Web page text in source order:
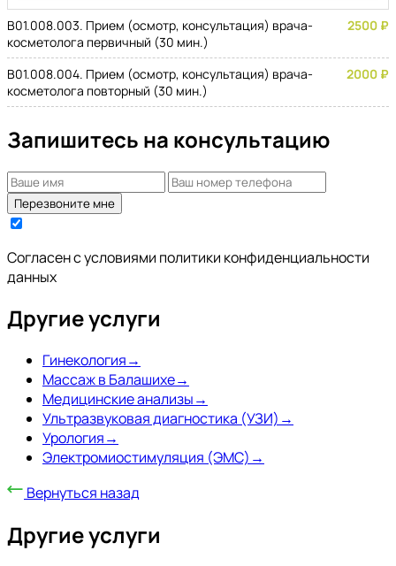
Карбоновый пилинг
Фракционная мезотерапия
Коллагеновое омоложение лица
Контурная пластика
Векторный лифтинг
Пилинги химические
Косметологическая чистка
Холодная плазма
Биоревитализация
Коррекция гипергидроза
Мезонити
Нитевой лифтинг
Лечение рубцов
В01.008.003. Прием (осмотр, консультация) врача-
косметолога первичный (30 мин.)
2500 ₽
В01.008.004. Прием (осмотр, консультация) врача-
косметолога повторный (30 мин.)
2000 ₽
Запишитесь на консультацию
Перезвоните мне
Согласен с условиями политики конфиденциальности
данных
Другие услуги
Гинекология→
Массаж в Балашихе→
Медицинские анализы→
Ультразвуковая диагностика (УЗИ) →
Урология→
Электромиостимуляция (ЭМС) →
Вернуться назад
Другие услуги